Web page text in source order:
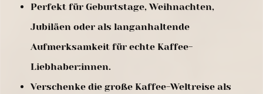
Perfekt für Geburtstage, Weihnachten,
Jubiläen oder als langanhaltende
Aufmerksamkeit für echte Kaffee-
Liebhaber:innen.
Verschenke die große Kaffee-Weltreise als